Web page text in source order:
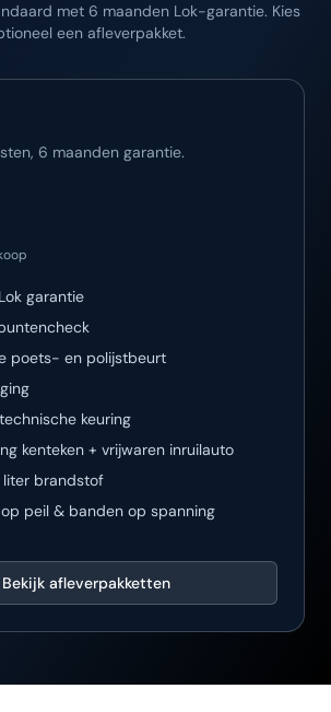
met 6 maanden Lok-garantie. Kies
een afleverpakket.
6 maanden garantie.
garantie
poets- en polijstbeurt
keuring
kenteken + vrijwaren inruilauto
liter brandstof
peil & banden op spanning
Bekijk afleverpakketten